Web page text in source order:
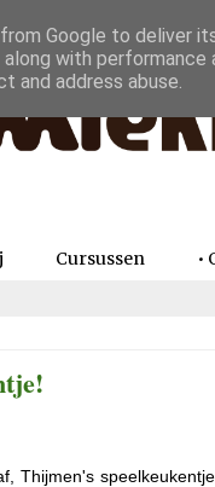
Cursussen •
Thijmen's
Google to deliver
along with
and address abuse.